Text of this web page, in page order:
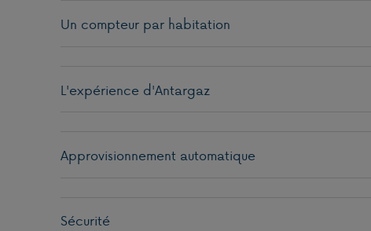
Un compteur par habitation
L'expérience d'Antargaz
Approvisionnement automatique
Sécurité